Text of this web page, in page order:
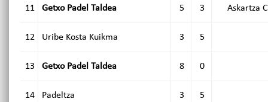
11 Getxo Padel Taldea 5 3 Askartza
12 Uribe Kosta Kuikma 3 5
13 Getxo Padel Taldea 8 0
14 Padeltza 3 5